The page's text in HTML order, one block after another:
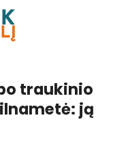
traukinio
ją